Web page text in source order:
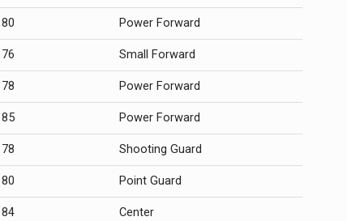
Power Forward
Small Forward
Power Forward
Power Forward
Shooting Guard
Point Guard
Center